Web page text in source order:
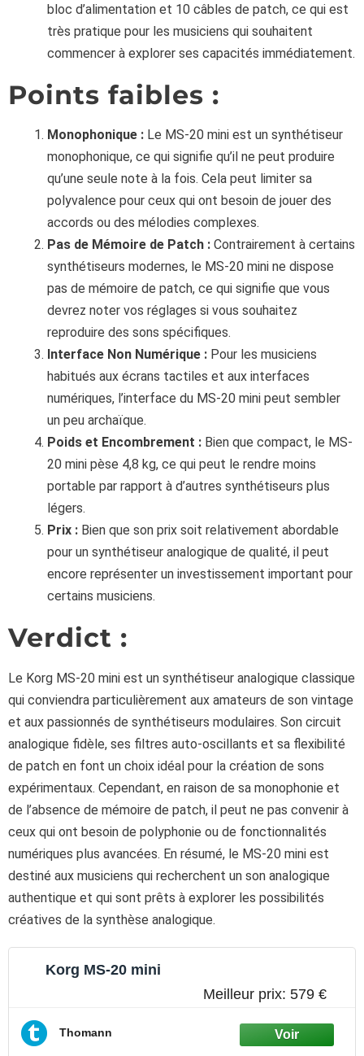
bloc d’alimentation et 10 câbles de patch, ce qui est
très pratique pour les musiciens qui souhaitent
commencer à explorer ses capacités immédiatement.
Points faibles :
Monophonique : Le MS-20 mini est un synthétiseur
monophonique, ce qui signifie qu’il ne peut produire
qu’une seule note à la fois. Cela peut limiter sa
polyvalence pour ceux qui ont besoin de jouer des
accords ou des mélodies complexes.
Pas de Mémoire de Patch : Contrairement à certains
synthétiseurs modernes, le MS-20 mini ne dispose
pas de mémoire de patch, ce qui signifie que vous
devrez noter vos réglages si vous souhaitez
reproduire des sons spécifiques.
Interface Non Numérique : Pour les musiciens
habitués aux écrans tactiles et aux interfaces
numériques, l’interface du MS-20 mini peut sembler
un peu archaïque.
Poids et Encombrement : Bien que compact, le MS-
20 mini pèse 4,8 kg, ce qui peut le rendre moins
portable par rapport à d’autres synthétiseurs plus
légers.
Prix : Bien que son prix soit relativement abordable
pour un synthétiseur analogique de qualité, il peut
encore représenter un investissement important pour
certains musiciens.
Verdict :
Le Korg MS-20 mini est un synthétiseur analogique classique
qui conviendra particulièrement aux amateurs de son vintage
et aux passionnés de synthétiseurs modulaires. Son circuit
analogique fidèle, ses filtres auto-oscillants et sa flexibilité
de patch en font un choix idéal pour la création de sons
expérimentaux. Cependant, en raison de sa monophonie et
de l’absence de mémoire de patch, il peut ne pas convenir à
ceux qui ont besoin de polyphonie ou de fonctionnalités
numériques plus avancées. En résumé, le MS-20 mini est
destiné aux musiciens qui recherchent un son analogique
authentique et qui sont prêts à explorer les possibilités
créatives de la synthèse analogique.
Korg MS-20 mini
Meilleur prix: 579 €
Thomann